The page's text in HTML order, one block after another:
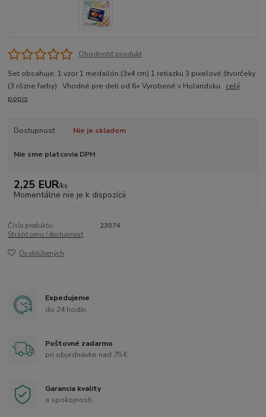
Ohodnotiť produkt
Set obsahuje: 1 vzor 1 medailón (3x4 cm) 1 retiazku 3 pixelové štvorčeky
(3 rôzne farby) Vhodné pre deti od 6+ Vyrobené v Holandsku. celý
popis
Dostupnosť Nie je skladom
Nie sme platcovia DPH
2,25 EUR/ks
Momentálne nie je k dispozícii
Číslo produktu:
23074
Strážiť cenu / dostupnosť
Do obľúbených
Expedujeme
do 24 hodín
Poštovné zadarmo
pri objednávke nad 75 €
Garancia kvality
a spokojnosti